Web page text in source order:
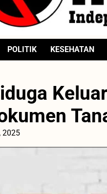
POLITIK KESEHATAN
2025